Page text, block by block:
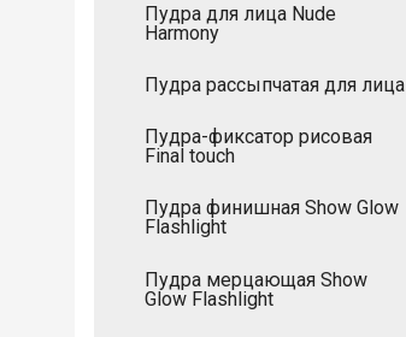
Пудра для лица Nude
Harmony
Пудра рассыпчатая для лица
Пудра-фиксатор рисовая
Final touch
Пудра финишная Show Glow
Flashlight
Пудра мерцающая Show
Glow Flashlight